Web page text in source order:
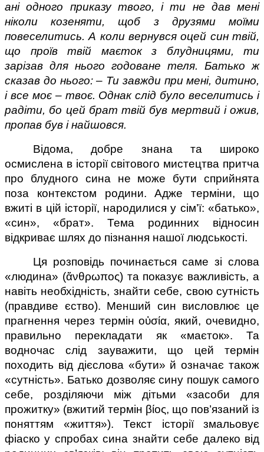
ані одного приказу твого, і ти не дав мені
ніколи козеняти, щоб з друзями моїми
повеселитись. А коли вернувся оцей син твій,
що проїв твій маєток з блудницями, ти
зарізав для нього годоване теля. Батько ж
сказав до нього: – Ти завжди при мені, дитино,
і все моє – твоє. Однак слід було веселитись і
радіти, бо цей брат твій був мертвий і ожив,
пропав був і найшовся.
Відома, добре знана та широко
осмислена в історії світового мистецтва притча
про блудного сина не може бути сприйнята
поза контекстом родини. Адже терміни, що
вжиті в цій історії, народилися у сім’ї: «батько»,
«син», «брат». Тема родинних відносин
відкриває шлях до пізнання нашої людськості.
Ця розповідь починається саме зі слова
«людина» (ἄνθρωπος) та показує важливість, а
навіть необхідність, знайти себе, свою сутність
(правдиве єство). Менший син висловлює це
прагнення через термін οὐσία, який, очевидно,
правильно перекладати як «маєток». Та
водночас слід зауважити, що цей термін
походить від дієслова «бути» й означає також
«сутність». Батько дозволяє сину пошук самого
себе, розділяючи між дітьми «засоби для
прожитку» (вжитий термін βίος, що пов’язаний із
поняттям «життя»). Текст історії змальовує
фіаско у спробах сина знайти себе далеко від